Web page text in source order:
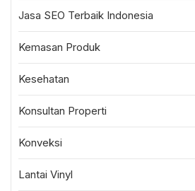
Jasa SEO Terbaik Indonesia
Kemasan Produk
Kesehatan
Konsultan Properti
Konveksi
Lantai Vinyl